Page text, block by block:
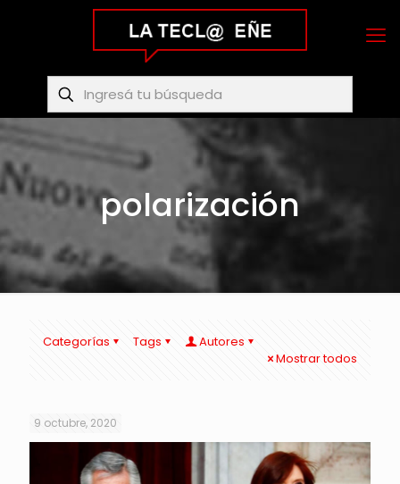
polarización
Categorías Tags
Autores
Mostrar todos
9 octubre, 2020